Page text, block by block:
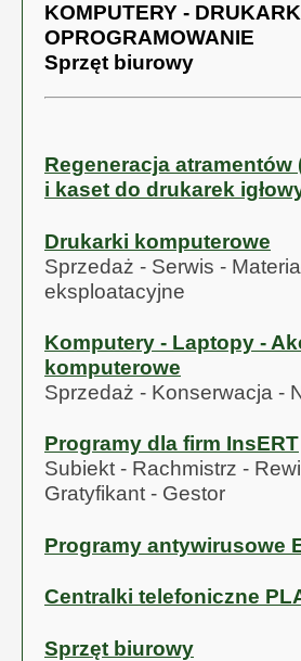
KOMPUTERY -
OPROGRAMOWANIE
Sprzęt biurowy
Regeneracja atramentów
i kaset do drukarek
Drukarki komputerowe
Sprzedaż - Serwis -
eksploatacyjne
Komputery - Laptopy -
komputerowe
Sprzedaż - Konserwacja -
Programy dla firm InsERT
Subiekt - Rachmistrz -
Gratyfikant - Gestor
Programy antywirusowe
Centralki telefoniczne
Sprzęt biurowy